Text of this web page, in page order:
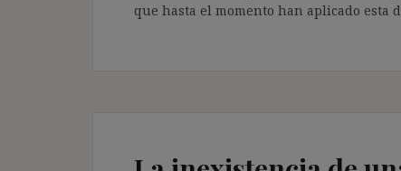
que hasta el momento han aplicado esta